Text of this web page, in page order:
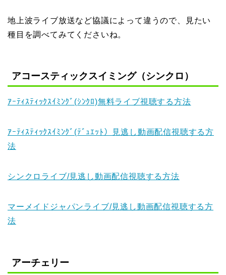
地上波ライブ放送など協議によって違うので、見たい
種目を調べてみてくださいね。
アコースティックスイミング（シンクロ）
ｱｰﾃｨｽﾃｨｯｸｽｲﾐﾝｸﾞ(ｼﾝｸﾛ)無料ライブ視聴する方法
ｱｰﾃｨｽﾃｨｯｸｽｲﾐﾝｸﾞ(ﾃﾞｭｴｯﾄ）見逃し動画配信視聴する方
法
シンクロライブ/見逃し動画配信視聴する方法
マーメイドジャパンライブ/見逃し動画配信視聴する方
法
アーチェリー